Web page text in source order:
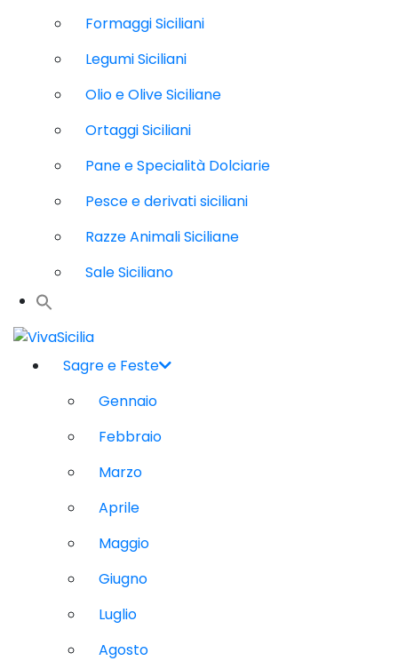
Formaggi Siciliani
Legumi Siciliani
Olio e Olive Siciliane
Ortaggi Siciliani
Pane e Specialità Dolciarie
Pesce e derivati siciliani
Razze Animali Siciliane
Sale Siciliano
Sagre e Feste
Gennaio
Febbraio
Marzo
Aprile
Maggio
Giugno
Luglio
Agosto